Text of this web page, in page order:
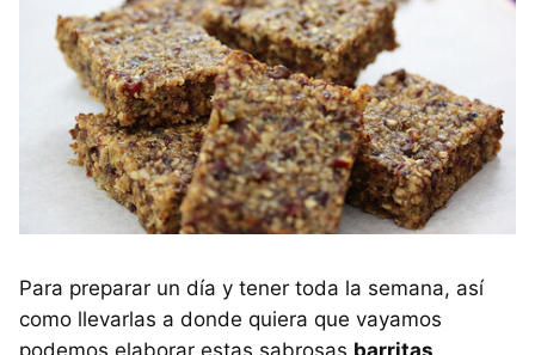
Para preparar un día y tener toda la semana, así
como llevarlas a donde quiera que vayamos
podemos elaborar estas sabrosas barritas